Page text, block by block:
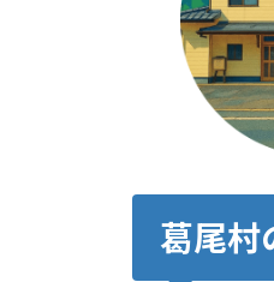
葛尾村